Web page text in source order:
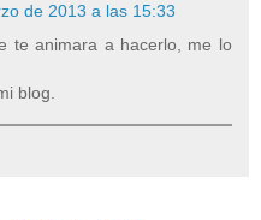
de 2013 a las 15:33
te animara a hacerlo, me lo
blog.